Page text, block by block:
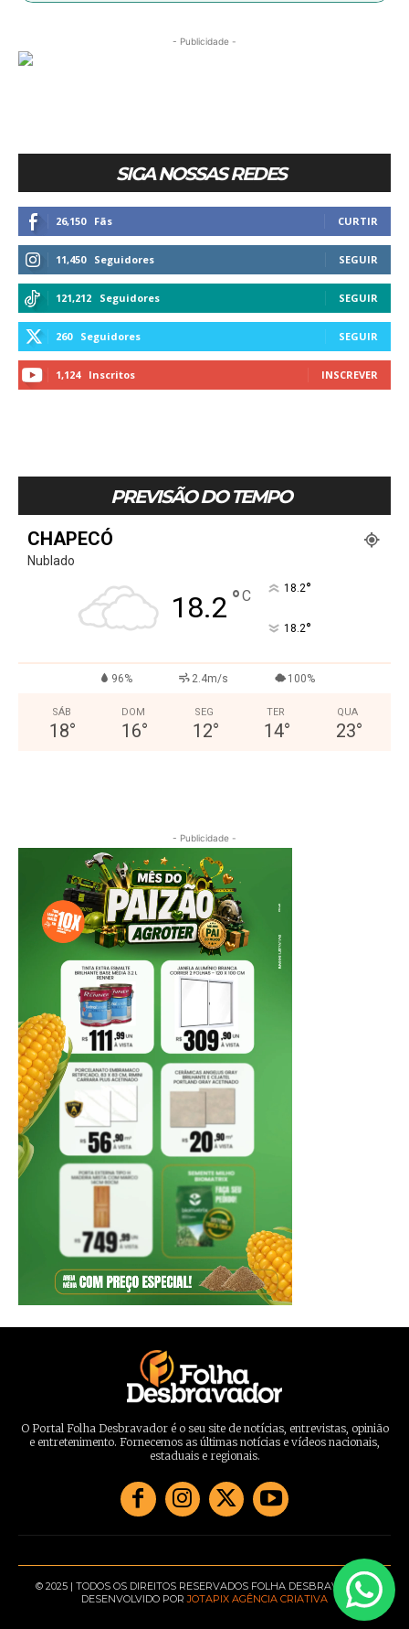
- Publicidade -
SIGA NOSSAS REDES
26,150 Fãs CURTIR
11,450 Seguidores SEGUIR
121,212 Seguidores SEGUIR
260 Seguidores SEGUIR
1,124 Inscritos INSCREVER
PREVISÃO DO TEMPO
CHAPECÓ
Nublado
18.2 °C 18.2°
18.2°
96% 2.4m/s 100%
SÁB
18°
DOM
16°
SEG
12°
TER
14°
QUA
23°
- Publicidade -
O Portal Folha Desbravador é o seu site de notícias, entrevistas, opinião
e entretenimento. Fornecemos as últimas notícias e vídeos nacionais,
estaduais e regionais.
© 2025 | TODOS OS DIREITOS RESERVADOS FOLHA DESBRAVADOR |
DESENVOLVIDO PORJOTAPIX AGÊNCIA CRIATIVA